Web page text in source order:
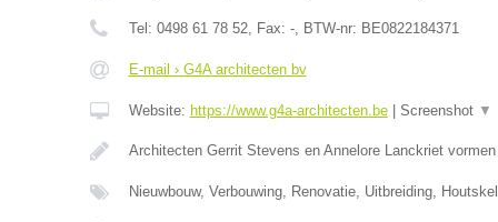
Tel: 0498 61 78 52, Fax: -, BTW-nr: BE0822184371
E-mail › G4A architecten bv
Website: https://www.g4a-architecten.be| Screenshot ▼
Architecten Gerrit Stevens en Annelore Lanckriet
Nieuwbouw, Verbouwing, Renovatie, Uitbreiding,